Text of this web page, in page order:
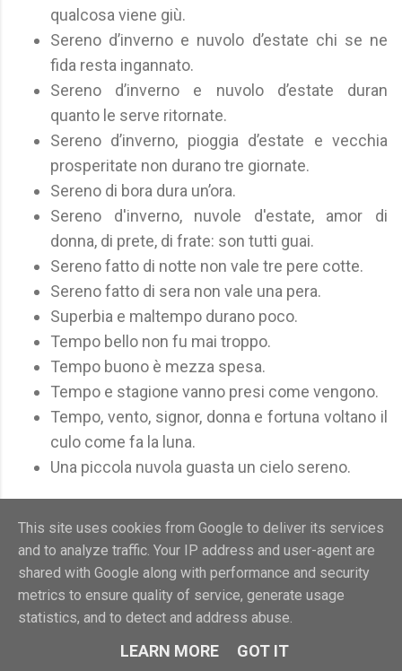
qualcosa viene giù.
Sereno d’inverno e nuvolo d’estate chi se ne
fida resta ingannato.
Sereno d’inverno e nuvolo d’estate duran
quanto le serve ritornate.
Sereno d’inverno, pioggia d’estate e vecchia
prosperitate non durano tre giornate.
Sereno di bora dura un’ora.
Sereno d'inverno, nuvole d'estate, amor di
donna, di prete, di frate: son tutti guai.
Sereno fatto di notte non vale tre pere cotte.
Sereno fatto di sera non vale una pera.
Superbia e maltempo durano poco.
Tempo bello non fu mai troppo.
Tempo buono è mezza spesa.
Tempo e stagione vanno presi come vengono.
Tempo, vento, signor, donna e fortuna voltano il
culo come fa la luna.
Una piccola nuvola guasta un cielo sereno.
Fonte della citazione sconosciuta; se la
conosci, segnalala ad Aforismario.
Vedi anche aforismi, frasi e citazioni su:Meteo
e Previsioni del Tempo-Clima-Temperatura
Meteoropatia
This site uses cookies from Google to deliver its services
and to analyze traffic. Your IP address and user-agent are
shared with Google along with performance and security
metrics to ensure quality of service, generate usage
statistics, and to detect and address abuse.
LEARN MORE GOT IT